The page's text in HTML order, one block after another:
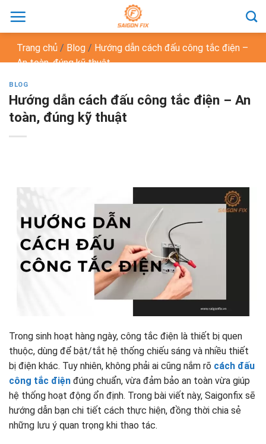
đến
dungTrang chủ / Blog / Hướng dẫn cách đấu công tắc điện –
An toàn, đúng kỹ thuật
BLOG
Hướng dẫn cách đấu công tắc điện – An
toàn, đúng kỹ thuật
Trong sinh hoạt hàng ngày, công tắc điện là thiết bị quen
thuộc, dùng để bật/tắt hệ thống chiếu sáng và nhiều thiết
bị điện khác. Tuy nhiên, không phải ai cũng nắm rõ cách đấu
công tắc điện đúng chuẩn, vừa đảm bảo an toàn vừa giúp
hệ thống hoạt động ổn định. Trong bài viết này, Saigonfix sẽ
hướng dẫn bạn chi tiết cách thực hiện, đồng thời chia sẻ
những lưu ý quan trọng khi thao tác.